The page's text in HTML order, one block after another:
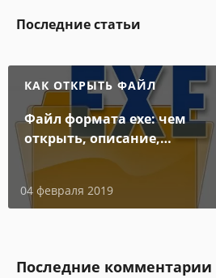
Последние статьи
КАК ОТКРЫТЬ ФАЙЛ
Файл формата exe: чем
открыть, описание,
особенности
04 февраля 2019
Последние комментарии